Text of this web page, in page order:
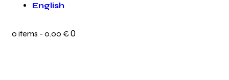
English
0 items - 0.00 €0